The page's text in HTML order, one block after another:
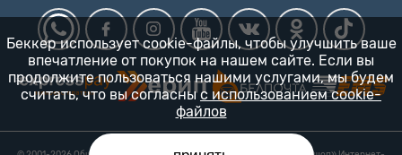
Беккер использует cookie-файлы, чтобы улучшить ваше
впечатление от покупок на нашем сайте. Если вы
продолжите пользоваться нашими услугами, мы будем
считать, что вы согласны с использованием cookie-
файлов